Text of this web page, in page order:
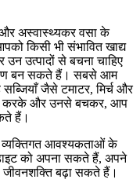
और अस्वास्थ्यकर वसा के
किसी भी संभावित खाद्य
उत्पादों से बचना चाहिए
बन सकते हैं। सबसे आम
जैसे टमाटर, मिर्च और
करके और उनसे बचकर, आप
हैं।
व्यक्तिगत आवश्यकताओं के
को अपना सकते हैं, अपने
बढ़ा सकते हैं।